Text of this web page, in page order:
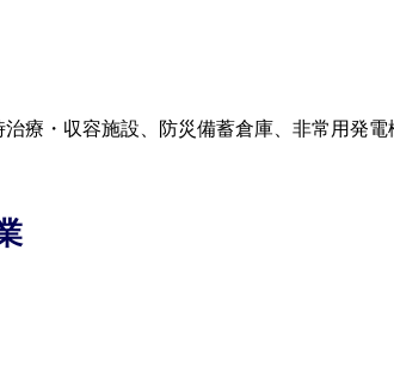
療・収容施設、防災備蓄倉庫、非常用発